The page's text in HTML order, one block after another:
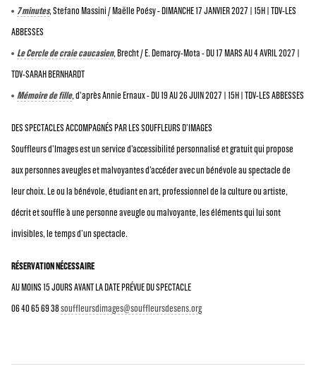
7 minutes, Stefano Massini / Maëlle Poésy - DIMANCHE 17 JANVIER 2027 | 15H | TDV-LES
ABBESSES
Le Cercle de craie caucasien, Brecht / E. Demarcy-Mota - DU 17 MARS AU 4 AVRIL 2027 |
TDV-SARAH BERNHARDT
Mémoire de fille, d'après Annie Ernaux - DU 19 AU 26 JUIN 2027 | 15H | TDV-LES ABBESSES
DES SPECTACLES ACCOMPAGNÉS PAR LES SOUFFLEURS D’IMAGES
Souffleurs d’Images est un service d’accessibilité personnalisé et gratuit qui propose
aux personnes aveugles et malvoyantes d’accéder avec un bénévole au spectacle de
leur choix. Le ou la bénévole, étudiant en art, professionnel de la culture ou artiste,
décrit et souffle à une personne aveugle ou malvoyante, les éléments qui lui sont
invisibles, le temps d’un spectacle.
RÉSERVATION NÉCESSAIRE
AU MOINS 15 JOURS AVANT LA DATE PRÉVUE DU SPECTACLE
06 40 65 69 38souffleursdimages@souffleursdesens.org